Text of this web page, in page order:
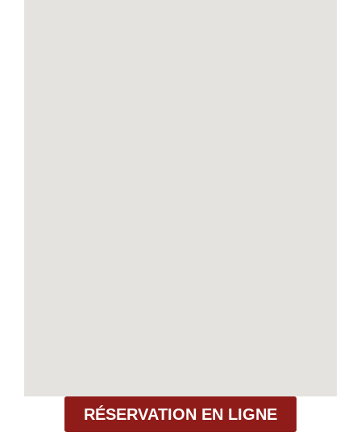
RÉSERVATION EN LIGNE